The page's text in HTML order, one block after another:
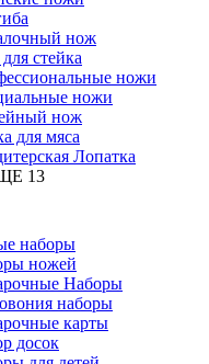
нож
стейка
ножи
ножи
нож
для мяса
Лопатка
13
наборы
ножей
Наборы
наборы
карты
досок